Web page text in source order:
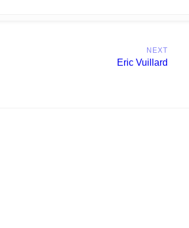
NEXT
Next
Eric Vuillard